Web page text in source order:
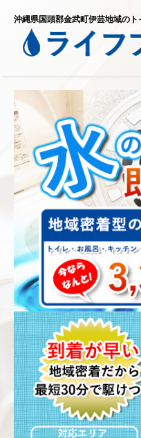
沖縄県国頭郡金武町伊芸地域の